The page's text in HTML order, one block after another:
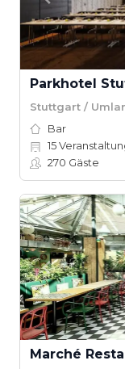
Parkhotel
Stuttgart /
Bar
15
270 Gäste